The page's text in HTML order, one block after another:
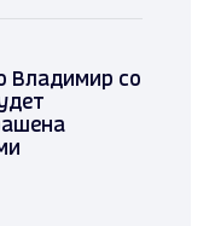
Владимир со